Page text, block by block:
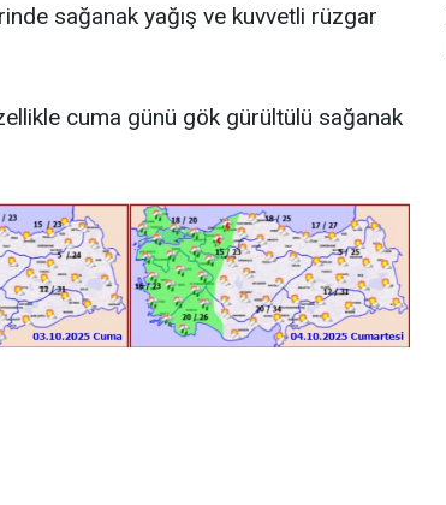
sağanak yağış ve kuvvetli rüzgar
cuma günü gök gürültülü sağanak